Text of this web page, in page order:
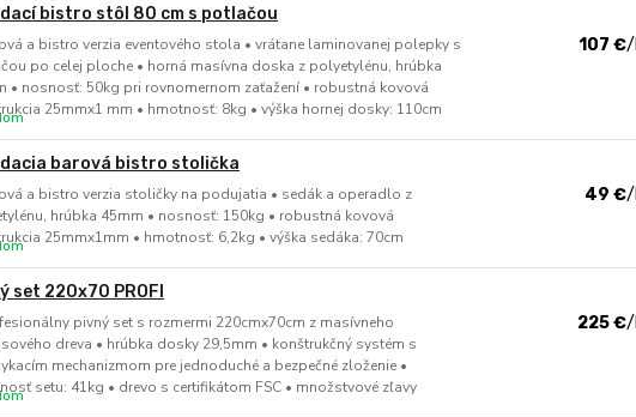
bistro stôl 80 cm s potlačou
a bistro verzia eventového stola • vrátane laminovanej polepky s
po celej ploche • horná masívna doska z polyetylénu, hrúbka
• nosnosť: 50kg pri rovnomernom zaťažení • robustná kovová
25mmx1 mm • hmotnosť: 8kg • výška hornej dosky: 110cm
107 €/
barová bistro stolička
a bistro verzia stoličky na podujatia • sedák a operadlo z
hrúbka 45mm • nosnosť: 150kg • robustná kovová
25mmx1mm • hmotnosť: 6,2kg • výška sedáka: 70cm
49 €/
set 220x70 PROFI
pivný set s rozmermi 220cmx70cm z masívneho
dreva • hrúbka dosky 29,5mm • konštrukčný systém s
mechanizmom pre jednoduché a bezpečné zloženie •
setu: 41kg • drevo s certifikátom FSC • množstvové zľavy
225 €/